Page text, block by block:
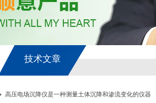
技术文章
高压电场沉降仪是一种测量土体沉降和渗流变化的仪器